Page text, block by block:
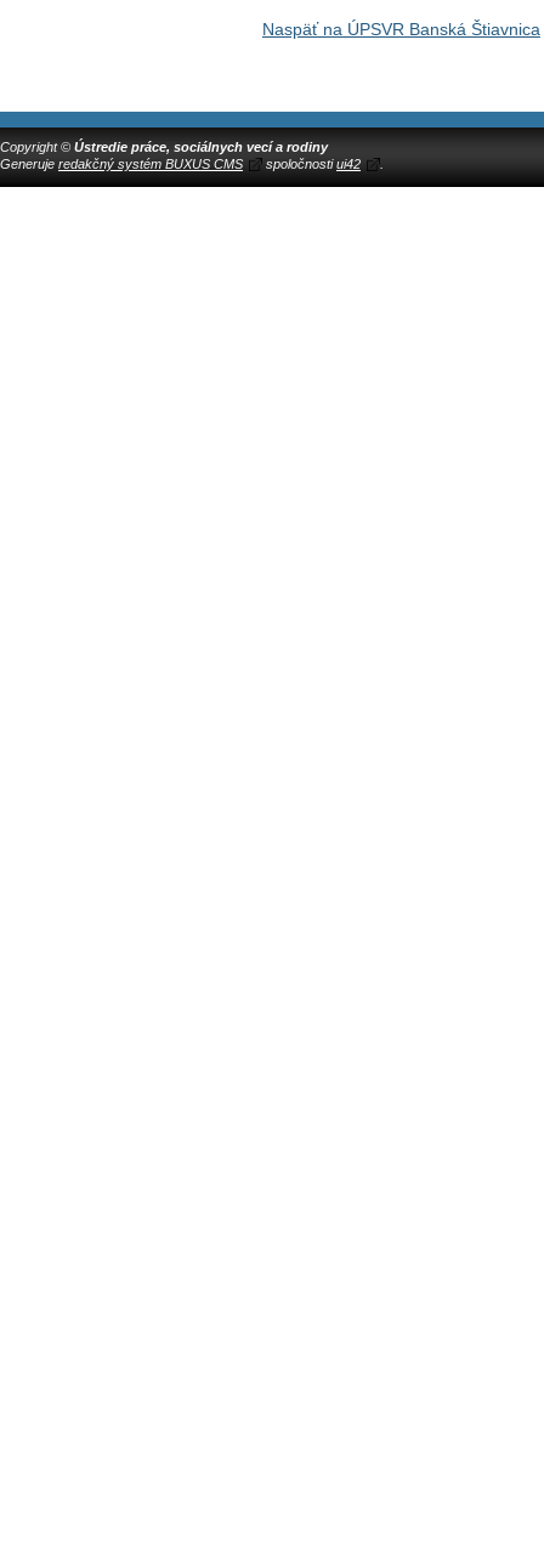
Naspäť na ÚPSVR Banská Štiavnica
Copyright © Ústredie práce, sociálnych vecí a rodiny
Generuje redakčný systém BUXUS CMS spoločnostiui42